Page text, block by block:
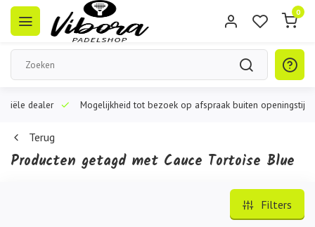
0
dealer Mogelijkheid tot bezoek op afspraak buiten openingstijden
Terug
Producten getagd met Cauce Tortoise Blue
Filters